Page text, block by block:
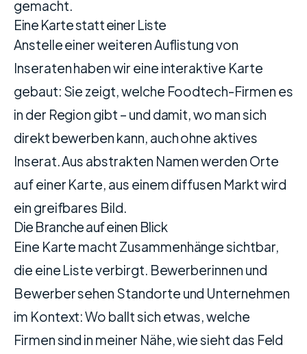
gemacht.
Eine Karte statt einer Liste
Anstelle einer weiteren Auflistung von
Inseraten haben wir eine interaktive Karte
gebaut: Sie zeigt, welche Foodtech-Firmen es
in der Region gibt – und damit, wo man sich
direkt bewerben kann, auch ohne aktives
Inserat. Aus abstrakten Namen werden Orte
auf einer Karte, aus einem diffusen Markt wird
ein greifbares Bild.
Die Branche auf einen Blick
Eine Karte macht Zusammenhänge sichtbar,
die eine Liste verbirgt. Bewerberinnen und
Bewerber sehen Standorte und Unternehmen
im Kontext: Wo ballt sich etwas, welche
Firmen sind in meiner Nähe, wie sieht das Feld